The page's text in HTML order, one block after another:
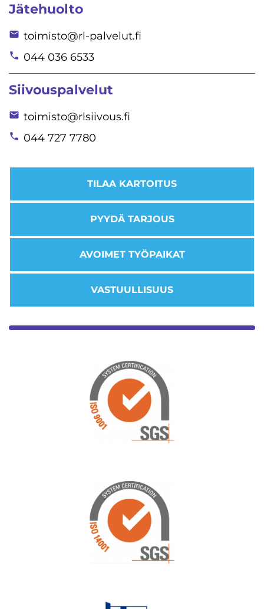
Jätehuolto
toimisto@rl-palvelut.fi
044 036 6533
Siivouspalvelut
toimisto@rlsiivous.fi
044 727 7780
TILAA KARTOITUS
PYYDÄ TARJOUS
AVOIMET TYÖPAIKAT
VASTUULLISUUS